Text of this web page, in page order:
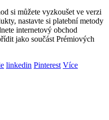
si můžete vyzkoušet ve verzi
nastavte si platební metody
internetový obchod
jako součást Prémiových
linkedin Pinterest Více